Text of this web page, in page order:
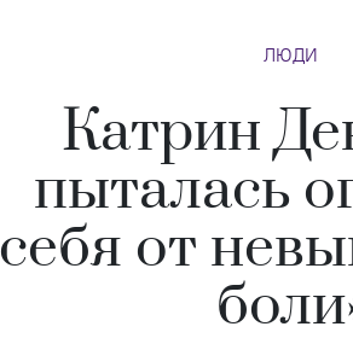
Катрин
пыталась
себя от
ЛЮДИ